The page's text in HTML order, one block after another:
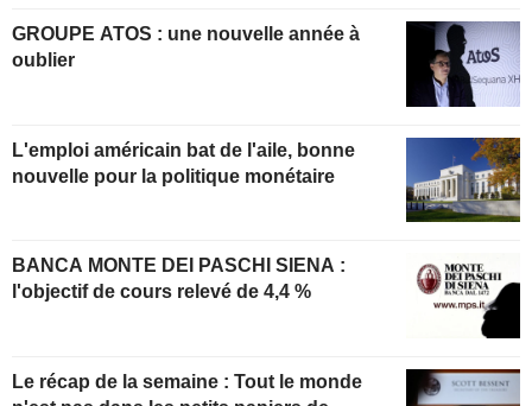
GROUPE ATOS : une nouvelle année à
oublier
L'emploi américain bat de l'aile, bonne
nouvelle pour la politique monétaire
BANCA MONTE DEI PASCHI SIENA :
l'objectif de cours relevé de 4,4 %
Le récap de la semaine : Tout le monde